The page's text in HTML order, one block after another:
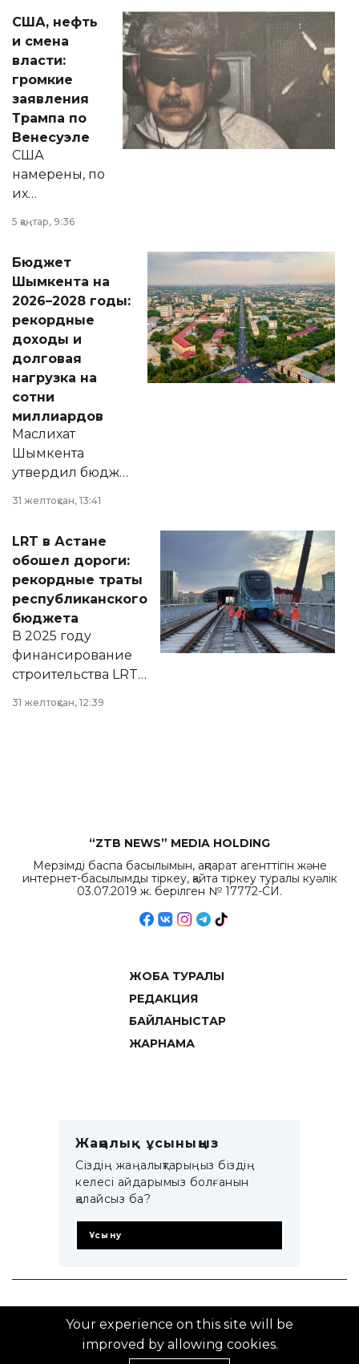
актуальных тем —
от слухов о
политических
реформах до
вопросов армии,
экономики и
личного здоровья.
США, нефть
и смена
власти:
громкие
заявления
Трампа по
Венесуэле
США
намерены, по
их
принести
народу
Венесуэлы.
5 қаңтар, 9:36
Бюджет
Шымкента на
2026–2028 годы:
рекордные
доходы и
долговая
нагрузка на
сотни
миллиардов
Маслихат
Шымкента
утвердил бюджет
2028 годы.
документ
появился в базе
нормативных
правовых актов и
на сайте маслихат
города.
31 желтоқсан, 13:41
LRT в Астане
обошел дороги:
рекордные траты
республиканского
бюджета
В 2025 году
финансирование
строительства LRT
республиканского
31 желтоқсан, 12:39
“ZTB NEWS” MEDIA HOLDING
Мерзімді баспа басылымын, ақпарат агенттігін және
интернет-басылымды тіркеу, қайта тіркеу туралы куәлік
03.07.2019 ж. берілген № 17772-СИ.
ЖОБА ТУРАЛЫ
РЕДАКЦИЯ
БАЙЛАНЫСТАР
ЖАРНАМА
Жаңалық ұсыныңыз
Сіздің жаңалықтарыңыз біздің
келесі айдарымыз болғанын
қалайсыз ба?
Ұсыну
© 2014–2025 ZTB.KZ
Your experience on this site will be
improved by allowing cookies.